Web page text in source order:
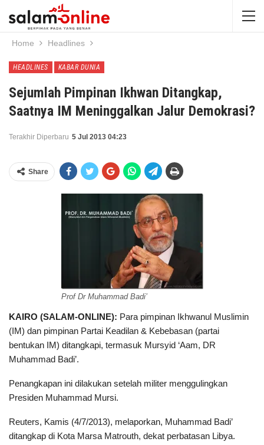
Home Headlines
HEADLINES KABAR DUNIA
Sejumlah Pimpinan Ikhwan Ditangkap,
Saatnya IM Meninggalkan Jalur Demokrasi?
Terakhir Diperbaru 5 Jul 2013 04:23
Share
Prof Dr Muhammad Badi’
KAIRO (SALAM-ONLINE): Para pimpinan Ikhwanul Muslimin
(IM) dan pimpinan Partai Keadilan & Kebebasan (partai
bentukan IM) ditangkapi, termasuk Mursyid ‘Aam, DR
Muhammad Badi’.
Penangkapan ini dilakukan setelah militer menggulingkan
Presiden Muhammad Mursi.
Reuters, Kamis (4/7/2013), melaporkan, Muhammad Badi’
ditangkap di Kota Marsa Matrouth, dekat perbatasan Libya.